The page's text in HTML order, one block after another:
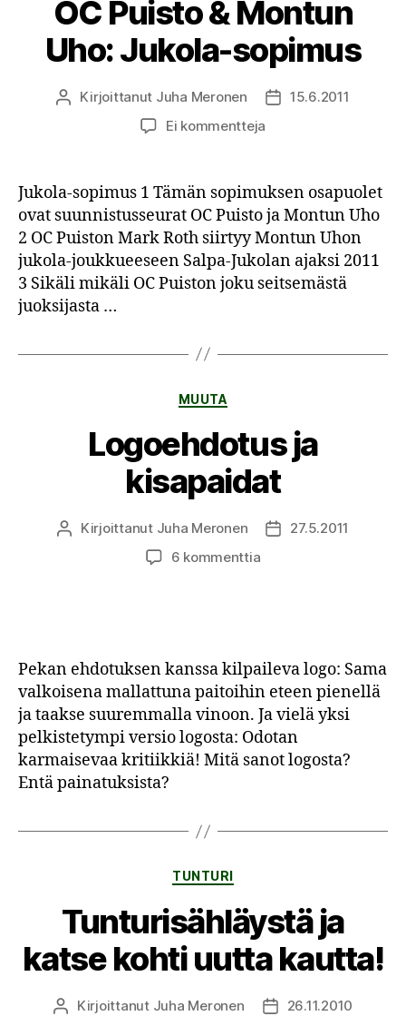
OC Puisto & Montun
Uho: Jukola-sopimus
Kirjoittaja
Kirjoittanut Juha Meronen Julkaisupäivämäärä
15.6.2011
Ei kommentteja
&
Montun
Uho:
Jukola-
sopimus
Jukola-sopimus 1 Tämän sopimuksen osapuolet
ovat suunnistusseurat OC Puisto ja Montun Uho
2 OC Puiston Mark Roth siirtyy Montun Uhon
jukola-joukkueeseen Salpa-Jukolan ajaksi 2011
3 Sikäli mikäli OC Puiston joku seitsemästä
juoksijasta …
Kategoriat
MUUTA
Logoehdotus ja
kisapaidat
Kirjoittaja
Kirjoittanut Juha Meronen Julkaisupäivämäärä
27.5.2011
6 kommenttiaartikkeliin
Pekan ehdotuksen kanssa kilpaileva logo: Sama
valkoisena mallattuna paitoihin eteen pienellä
ja taakse suuremmalla vinoon. Ja vielä yksi
pelkistetympi versio logosta: Odotan
karmaisevaa kritiikkiä! Mitä sanot logosta?
Entä painatuksista?
Kategoriat
TUNTURI
Tunturisähläystä ja
katse kohti uutta kautta!
Kirjoittaja
Kirjoittanut Juha Meronen Julkaisupäivämäärä
26.11.2010